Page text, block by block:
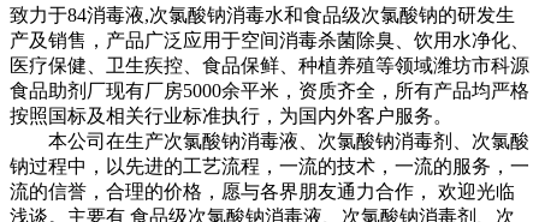
致力于84消毒液,次氯酸钠消毒水和食品级次氯酸钠的研发生
产及销售，产品广泛应用于空间消毒杀菌除臭、饮用水净化、
医疗保健、卫生疾控、食品保鲜、种植养殖等领域潍坊市科源
食品助剂厂现有厂房5000余平米，资质齐全，所有产品均严格
按照国标及相关行业标准执行，为国内外客户服务。
本公司在生产次氯酸钠消毒液、次氯酸钠消毒剂、次氯酸
钠过程中，以先进的工艺流程，一流的技术，一流的服务，一
流的信誉，合理的价格，愿与各界朋友通力合作， 欢迎光临
浅谈。主要有 食品级次氯酸钠消毒液、次氯酸钠消毒剂、次